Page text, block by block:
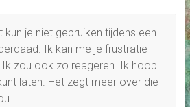
kun je niet gebruiken tijdens een
Ik kan me je frustratie
Ik zou ook zo reageren. Ik hoop
laten. Het zegt meer over die